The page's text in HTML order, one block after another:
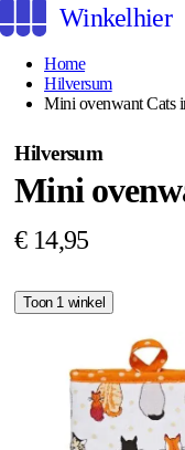
Winkelhier
Home
Hilversum
Mini ovenwant Cats
Hilversum
Mini
€ 14,95
Toon 1 winkel